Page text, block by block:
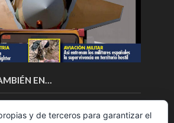
EN…
y de terceros para garantizar el